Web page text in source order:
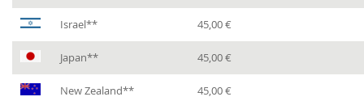
Israel** 45,00 €
Japan** 45,00 €
New Zealand** 45,00 €